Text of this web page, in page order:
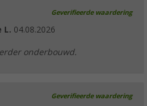
Geverifieerde waardering
L. 04.08.2026
onderbouwd.
Geverifieerde waardering